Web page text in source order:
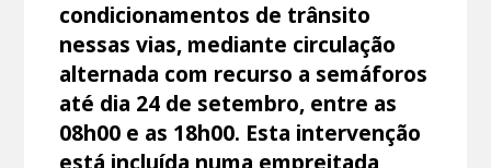
condicionamentos de trânsito
nessas vias, mediante circulação
alternada com recurso a semáforos
até dia 24 de setembro, entre as
08h00 e as 18h00. Esta intervenção
está incluída numa empreitada